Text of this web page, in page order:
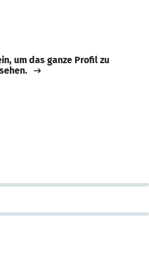
um das ganze Profil zu
sehen.